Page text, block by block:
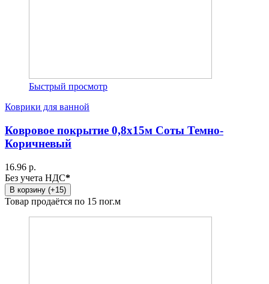
Быстрый просмотр
Коврики для ванной
Ковровое покрытие 0,8х15м Соты Темно-
Коричневый
16.96 р.
Без учета НДС*
В корзину (+15)
Товар продаётся по 15 пог.м